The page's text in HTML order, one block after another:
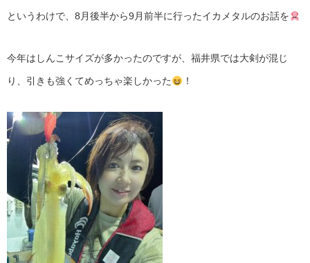
というわけで、8月後半から9月前半に行ったイカメタルのお話を
今年はしんこサイズが多かったのですが、福井県では大剣が混じ
り、引きも強くてめっちゃ楽しかった ！